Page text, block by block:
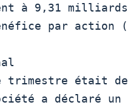
à 9,31
trimestre était